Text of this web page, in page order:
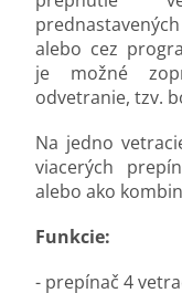
alebo cez
je možné
odvetranie, tzv.
Na jedno
viacerých
alebo ako
Funkcie:
- prepínač 4